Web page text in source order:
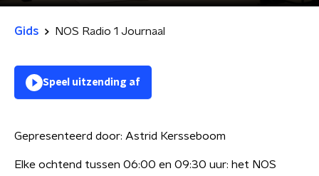
Gids NOS Radio 1 Journaal
Speel uitzending af
Gepresenteerd door: Astrid Kersseboom
Elke ochtend tussen 06:00 en 09:30 uur: het NOS